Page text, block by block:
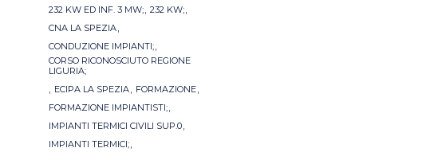
Tags
232 KW ED INF. 3 MW;, 232 KW;,
CNA LA SPEZIA,
CONDUZIONE IMPIANTI;,
CORSO RICONOSCIUTO REGIONE
LIGURIA;
, ECIPA LA SPEZIA, FORMAZIONE,
FORMAZIONE IMPIANTISTI;,
IMPIANTI TERMICI CIVILI SUP.0,
IMPIANTI TERMICI;,